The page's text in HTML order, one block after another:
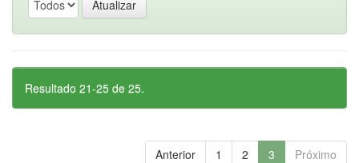
Resultado 21-25 de 25.
Anterior 1 2 3 Próximo